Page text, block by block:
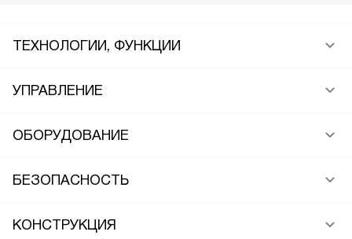
ТЕХНОЛОГИИ, ФУНКЦИИ
УПРАВЛЕНИЕ
ОБОРУДОВАНИЕ
БЕЗОПАСНОСТЬ
КОНСТРУКЦИЯ